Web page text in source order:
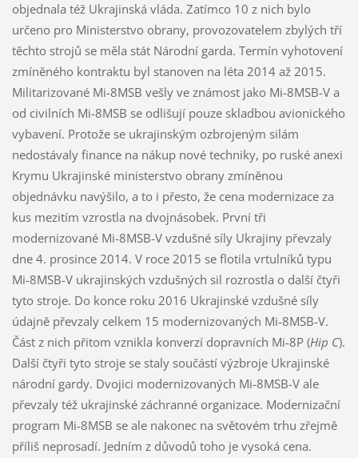
objednala též Ukrajinská vláda. Zatímco 10 z nich bylo
určeno pro Ministerstvo obrany, provozovatelem zbylých tří
těchto strojů se měla stát Národní garda. Termín vyhotovení
zmíněného kontraktu byl stanoven na léta 2014 až 2015.
Militarizované Mi-8MSB vešly ve známost jako Mi-8MSB-V a
od civilních Mi-8MSB se odlišují pouze skladbou avionického
vybavení. Protože se ukrajinským ozbrojeným silám
nedostávaly finance na nákup nové techniky, po ruské anexi
Krymu Ukrajinské ministerstvo obrany zmíněnou
objednávku navýšilo, a to i přesto, že cena modernizace za
kus mezitím vzrostla na dvojnásobek. První tři
modernizované Mi-8MSB-V vzdušné síly Ukrajiny převzaly
dne 4. prosince 2014. V roce 2015 se flotila vrtulníků typu
Mi-8MSB-V ukrajinských vzdušných sil rozrostla o další čtyři
tyto stroje. Do konce roku 2016 Ukrajinské vzdušné síly
údajně převzaly celkem 15 modernizovaných Mi-8MSB-V.
Část z nich přitom vznikla konverzí dopravních Mi-8P (Hip C).
Další čtyři tyto stroje se staly součástí výzbroje Ukrajinské
národní gardy. Dvojici modernizovaných Mi-8MSB-V ale
převzaly též ukrajinské záchranné organizace. Modernizační
program Mi-8MSB se ale nakonec na světovém trhu zřejmě
příliš neprosadí. Jedním z důvodů toho je vysoká cena.